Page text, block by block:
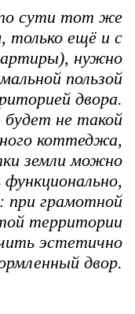
сути тот же
только ещё и с
нужно
пользой
двора.
не такой
коттеджа,
земли можно
функционально,
при грамотной
территории
эстетично
двор.